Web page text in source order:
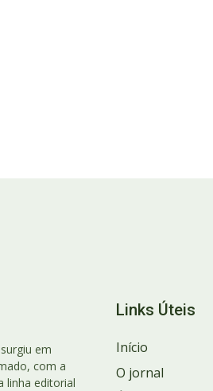
surgiu em
com a
linha editorial
Links Úteis
Início
O jornal